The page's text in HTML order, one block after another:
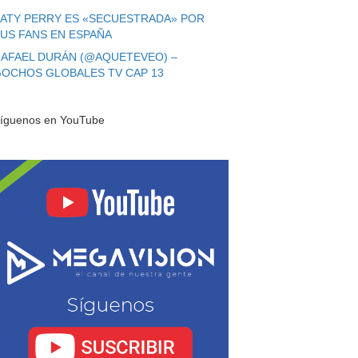
PERRY ES «SECUESTRADA» POR
FANS EN ESPAÑA
DURÁN (@AQUETEVEO) –
GLOBALES TV CAP 13
en YouTube